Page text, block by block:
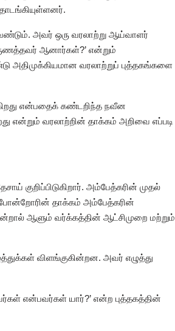
அவர் ஒரு வரலாற்று ஆய்வாளர்
ஆனார்கள்?’ என்றும்
வரலாற்றுப் புத்தகங்களை
என்பதைக் கண்டறிந்த நவீன
என்றும் வரலாற்றின் தாக்கம் அறிவை எப்படி
குறிப்பிடுகிறார். அம்பேத்கரின் முதல்
போன்றோரின் தாக்கம் அம்பேத்கரின்
ஆளும் வர்க்கத்தின் ஆட்சிமுறை மற்றும்
விளங்குகின்றன. அவர் எழுத்து
என்பவர்கள் யார்?’ என்ற புத்தகத்தின்